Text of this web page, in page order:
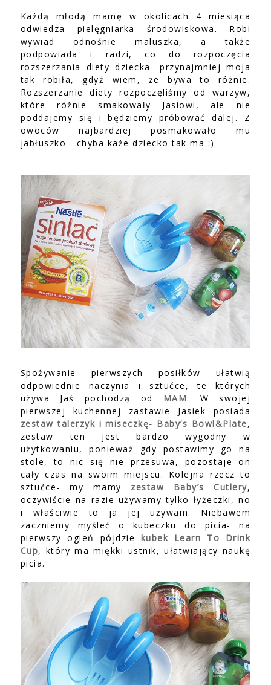
Każdą młodą mamę w okolicach 4 miesiąca
odwiedza pielęgniarka środowiskowa. Robi
wywiad odnośnie maluszka, a także
podpowiada i radzi, co do rozpoczęcia
rozszerzania diety dziecka- przynajmniej moja
tak robiła, gdyż wiem, że bywa to różnie.
Rozszerzanie diety rozpoczęliśmy od warzyw,
które różnie smakowały Jasiowi, ale nie
poddajemy się i będziemy próbować dalej. Z
owoców najbardziej posmakowało mu
jabłuszko - chyba każe dziecko tak ma :)
Spożywanie pierwszych posiłków ułatwią
odpowiednie naczynia i sztućce, te których
używa Jaś pochodzą od MAM. W swojej
pierwszej kuchennej zastawie Jasiek posiada
zestaw talerzyk i miseczkę- Baby’s Bowl&Plate,
zestaw ten jest bardzo wygodny w
użytkowaniu, ponieważ gdy postawimy go na
stole, to nic się nie przesuwa, pozostaje on
cały czas na swoim miejscu. Kolejna rzecz to
sztućce- my mamy zestaw Baby’s Cutlery,
oczywiście na razie używamy tylko łyżeczki, no
i właściwie to ja jej używam. Niebawem
zaczniemy myśleć o kubeczku do picia- na
pierwszy ogień pójdzie kubek Learn To Drink
Cup, który ma miękki ustnik, ułatwiający naukę
picia.